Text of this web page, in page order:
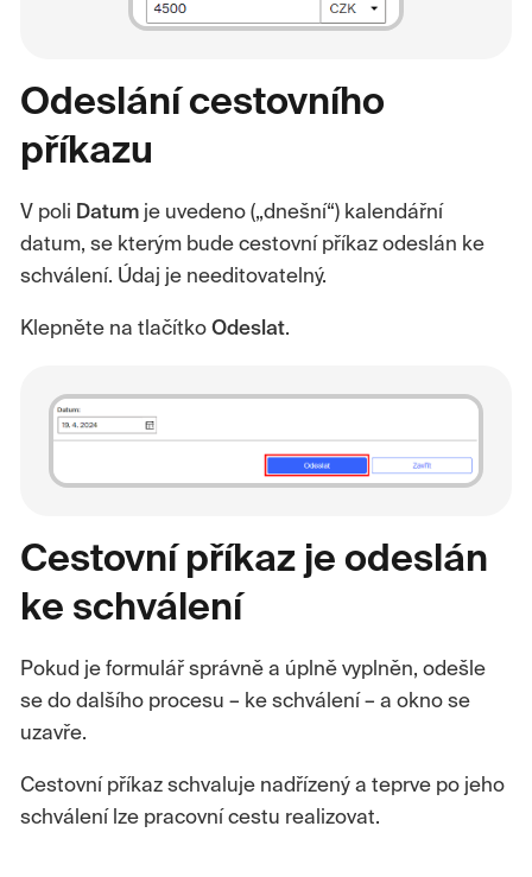
Odeslání cestovního
příkazu
V poli Datum je uvedeno („dnešní“) kalendářní
datum, se kterým bude cestovní příkaz odeslán ke
schválení. Údaj je needitovatelný.
Klepněte na tlačítko Odeslat.
Cestovní příkaz je odeslán
ke schválení
Pokud je formulář správně a úplně vyplněn, odešle
se do dalšího procesu – ke schválení – a okno se
uzavře.
Cestovní příkaz schvaluje nadřízený a teprve po jeho
schválení lze pracovní cestu realizovat.